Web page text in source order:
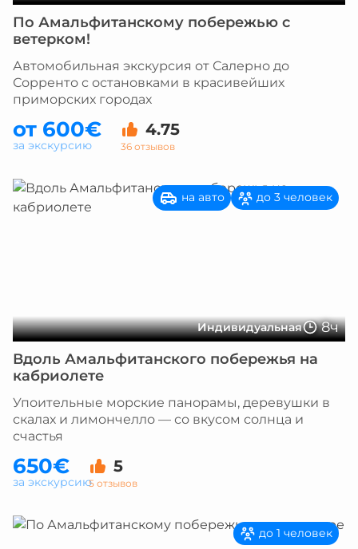
По Амальфитанскому побережью с
ветерком!
Автомобильная экскурсия от Салерно до
Сорренто с остановками в красивейших
приморских городах
от 600€ 4.75
36 отзывов
за экскурсию
Индивидуальная 8ч
на авто до 3 человек
Вдоль Амальфитанского побережья на
кабриолете
Упоительные морские панорамы, деревушки в
скалах и лимончелло — со вкусом солнца и
счастья
650€ 5
5 отзывов
за экскурсию
до 1 человек